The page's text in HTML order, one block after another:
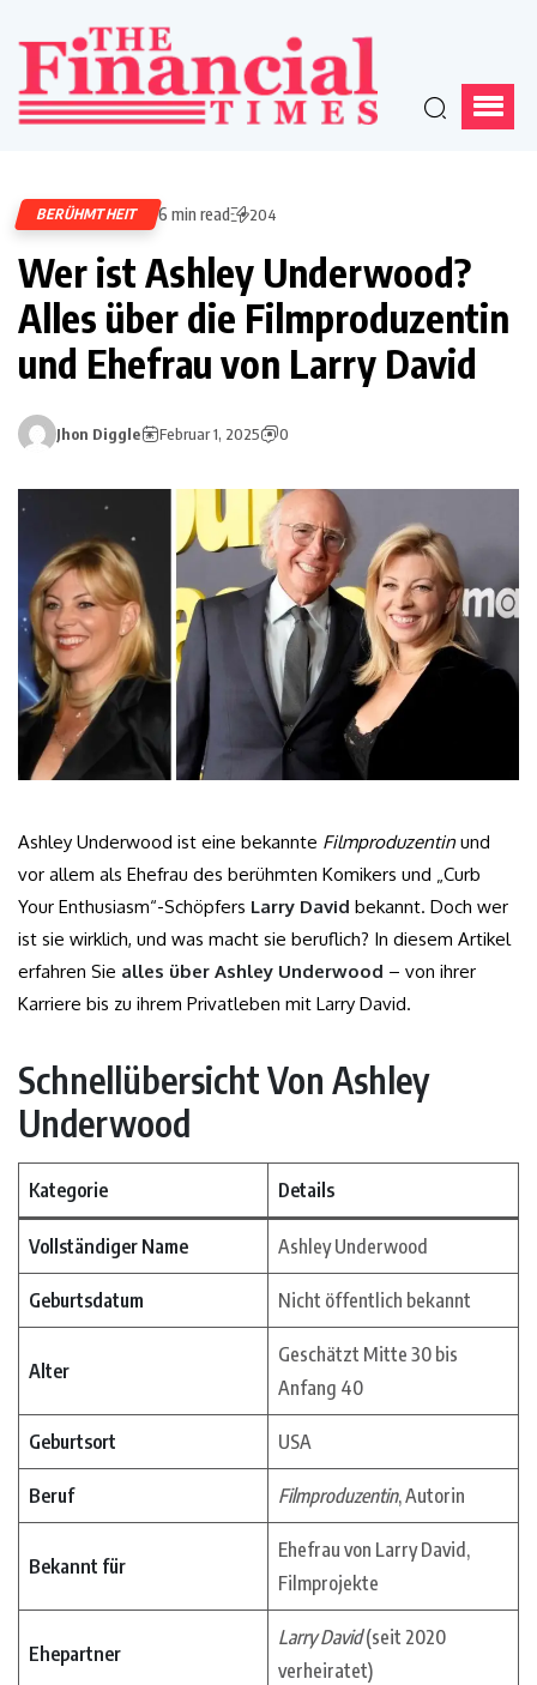
BERÜHMTHEIT 6 min read 204
Wer ist Ashley Underwood?
Alles über die Filmproduzentin
und Ehefrau von Larry David
Jhon Diggle Februar 1, 2025 0
Ashley Underwood ist eine bekannte Filmproduzentin und
vor allem als Ehefrau des berühmten Komikers und „Curb
Your Enthusiasm“-Schöpfers Larry David bekannt. Doch wer
ist sie wirklich, und was macht sie beruflich? In diesem Artikel
erfahren Sie alles über Ashley Underwood – von ihrer
Karriere bis zu ihrem Privatleben mit Larry David.
Schnellübersicht Von Ashley
Underwood
Kategorie Details
Vollständiger Name Ashley Underwood
Geburtsdatum Nicht öffentlich bekannt
Alter
Geschätzt Mitte 30 bis
Anfang 40
Geburtsort USA
Beruf Filmproduzentin, Autorin
Bekannt für
Ehefrau von Larry David,
Filmprojekte
Ehepartner
Larry David(seit 2020
verheiratet)